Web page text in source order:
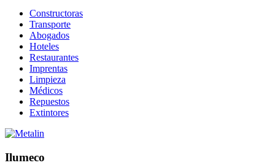
Constructoras
Transporte
Abogados
Hoteles
Restaurantes
Imprentas
Limpieza
Médicos
Repuestos
Extintores
Ilumeco